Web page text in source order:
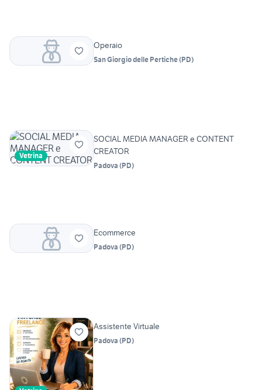
Operaio
San Giorgio delle Pertiche(PD)
Vetrina
SOCIAL MEDIA MANAGER e CONTENT
CREATOR
Padova (PD)
Ecommerce
Padova (PD)
Assistente Virtuale
Padova (PD)